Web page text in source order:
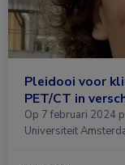
Pleidooi voor
PET/CT in
Op 7 februari 2024
Universiteit